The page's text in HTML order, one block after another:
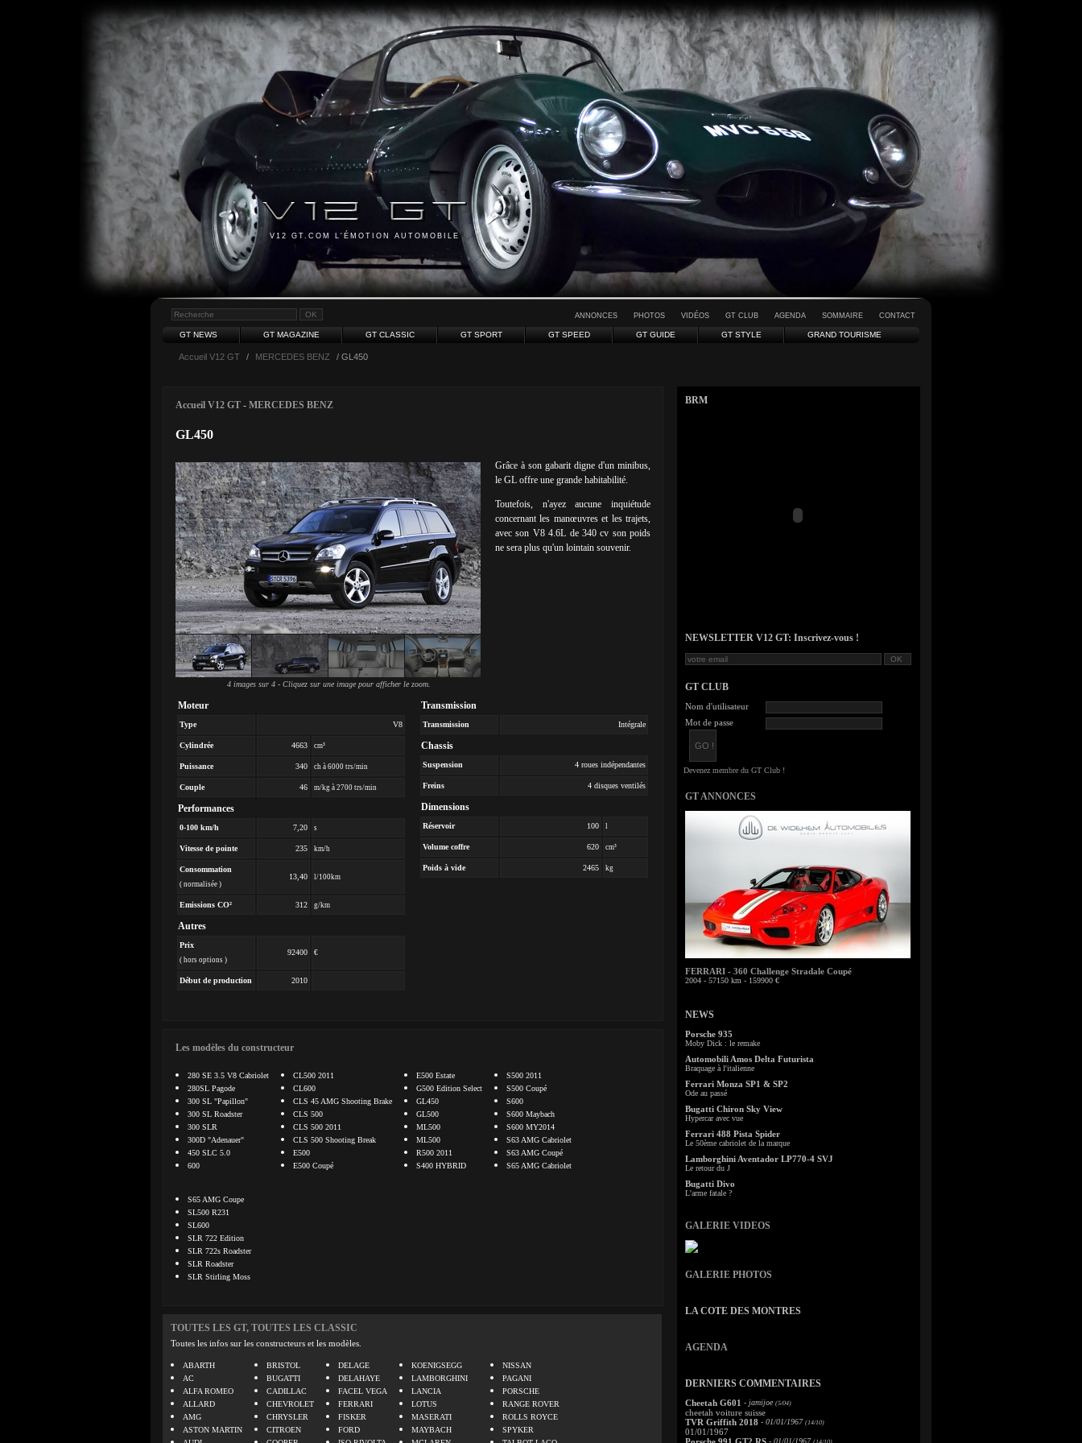
V12 GT.COM L'ÉMOTION AUTOMOBILE
ANNONCES PHOTOS VIDÉOS GT CLUB AGENDA SOMMAIRE CONTACT
GT NEWS GT MAGAZINE GT CLASSIC GT SPORT GT SPEED GT GUIDE GT STYLE GRAND TOURISME
Accueil V12 GT / MERCEDES BENZ / GL450
Accueil V12 GT - MERCEDES BENZ
GL450
4 images sur 4 - Cliquez sur une image pour afficher le zoom.
Grâce à son gabarit digne d'un minibus,
le GL offre une grande habitabilité.
Toutefois, n'ayez aucune inquiétude
concernant les manœuvres et les trajets,
avec son V8 4.6L de 340 cv son poids
ne sera plus qu'un lointain souvenir.
Moteur
Type V8
Cylindrée 4663 cm³
Puissance 340 ch à 6000 trs/min
Couple 46 m/kg à 2700 trs/min
Performances
0-100 km/h 7,20 s
Vitesse de pointe 235 km/h
Consommation
( normalisée )
13,40 l/100km
Emissions CO² 312 g/km
Autres
Prix
( hors options )
92400 €
Début de production 2010
Transmission
Transmission Intégrale
Chassis
Suspension 4 roues indépendantes
Freins 4 disques ventilés
Dimensions
Réservoir 100 l
Volume coffre 620 cm³
Poids à vide 2465 kg
Les modèles du constructeur
280 SE 3.5 V8 Cabriolet
280SL Pagode
300 SL "Papillon"
300 SL Roadster
300 SLR
300D "Adenauer"
450 SLC 5.0
600
CL500 2011
CL600
CLS 45 AMG Shooting Brake
CLS 500
CLS 500 2011
CLS 500 Shooting Break
E500
E500 Coupé
E500 Estate
G500 Edition Select
GL450
GL500
ML500
ML500
R500 2011
S400 HYBRID
S500 2011
S500 Coupé
S600
S600 Maybach
S600 MY2014
S63 AMG Cabriolet
S63 AMG Coupé
S65 AMG Cabriolet
S65 AMG Coupe
SL500 R231
SL600
SLR 722 Edition
SLR 722s Roadster
SLR Roadster
SLR Stirling Moss
TOUTES LES GT, TOUTES LES CLASSIC
Toutes les infos sur les constructeurs et les modèles.
ABARTH
AC
ALFA ROMEO
ALLARD
AMG
ASTON MARTIN
BRISTOL
BUGATTI
CADILLAC
CHEVROLET
CHRYSLER
CITROEN
DELAGE
DELAHAYE
FACEL VEGA
FERRARI
FISKER
FORD
KOENIGSEGG
LAMBORGHINI
LANCIA
LOTUS
MASERATI
MAYBACH
NISSAN
PAGANI
PORSCHE
RANGE ROVER
ROLLS ROYCE
SPYKER
BRM
NEWSLETTER V12 GT: Inscrivez-vous !
GT CLUB
Nom d'utilisateur
Mot de passe
GT ANNONCES
FERRARI - 360 Challenge Stradale Coupé
2004 - 57150 km - 159900 €
NEWS
Porsche 935
Moby Dick : le remake
Automobili Amos Delta Futurista
Braquage à l'italienne
Ferrari Monza SP1 & SP2
Ode au passé
Bugatti Chiron Sky View
Hypercar avec vue
Ferrari 488 Pista Spider
Le 50ème cabriolet de la marque
Lamborghini Aventador LP770-4 SVJ
Le retour du J
Bugatti Divo
L'arme fatale ?
GALERIE VIDEOS
GALERIE PHOTOS
LA COTE DES MONTRES
AGENDA
DERNIERS COMMENTAIRES
Cheetah G601 - jamijoe (5/04)
cheetah voiture suisse
TVR Griffith 2018 - 01/01/1967 (14/10)
01/01/1967
- 01/01/1967